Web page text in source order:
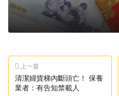
上一篇
清潔婦貨梯內斷頭亡！ 保養
業者：有告知禁載人